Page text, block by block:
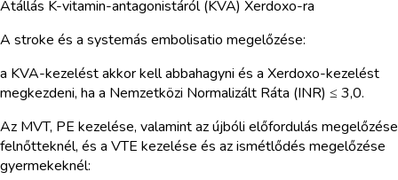
Átállás K-vitamin-antagonistáról (KVA) Xerdoxo-ra
A stroke és a systemás embolisatio megelőzése:
a KVA-kezelést akkor kell abbahagyni és a Xerdoxo-kezelést
megkezdeni, ha a Nemzetközi Normalizált Ráta (INR) ≤ 3,0.
Az MVT, PE kezelése, valamint az újbóli előfordulás megelőzése
felnőtteknél, és a VTE kezelése és az ismétlődés megelőzése
gyermekeknél: